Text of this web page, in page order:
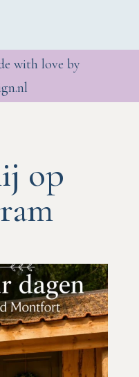
with love by
op